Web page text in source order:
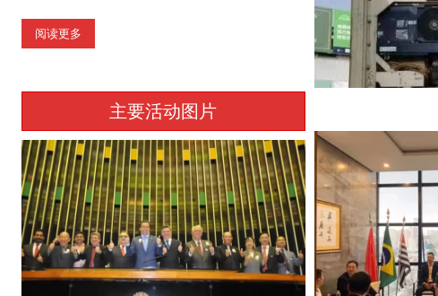
阅读更多
主要活动图片